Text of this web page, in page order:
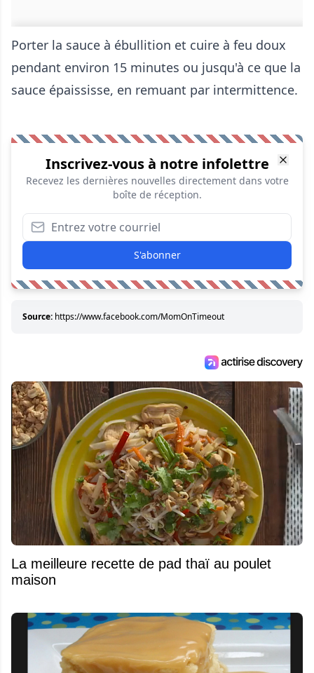
Porter la sauce à ébullition et cuire à feu doux
pendant environ 15 minutes ou jusqu'à ce que la
sauce épaississe, en remuant par intermittence.
Inscrivez-vous à notre infolettre
Recevez les dernières nouvelles directement dans votre
boîte de réception.
S'abonner
Source: https://www.facebook.com/MomOnTimeout
La meilleure recette de pad thaï au poulet
maison